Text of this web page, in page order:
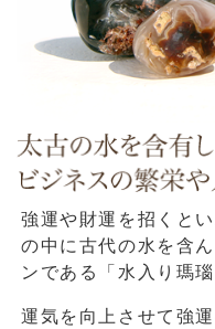
強運や財運を招くと
の中に古代の水を含ん
ンである「水入り瑪
運気を向上させて強